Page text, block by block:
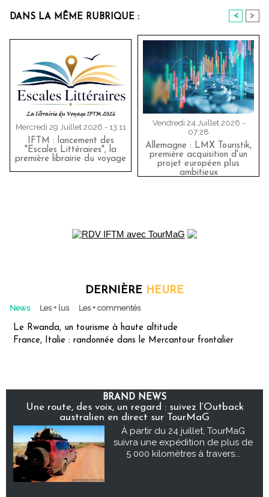
DANS LA MÊME RUBRIQUE : < >
Mercredi 29 Juillet 2026 - 13:11
IFTM : lancement des
"Escales Littéraires", la
première librairie du voyage
Vendredi 24 Juillet 2026 -
07:28
Allemagne : LMX Touristik,
première acquisition d'un
projet européen plus
ambitieux
DERNIÈRE HEURE
News Les + lus Les + commentés
Le Rwanda, un tourisme à haute altitude
France, Italie : randonnée dans le Mercantour frontalier
BRAND NEWS
Une route, des voix, un regard : suivez l’Outback
australien en direct sur TourMaG
À partir du 24 juillet, TourMaG
suivra une expédition de plus de
5 000 kilomètres à travers...